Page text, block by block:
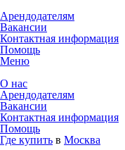
Арендодателям
Вакансии
Контактная информация
Помощь
Меню
О нас
Арендодателям
Вакансии
Контактная информация
Помощь
Где купить в Москва